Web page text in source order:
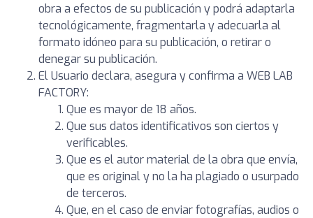
obra a efectos de su publicación y podrá adaptarla
tecnológicamente, fragmentarla y adecuarla al
formato idóneo para su publicación, o retirar o
denegar su publicación.
El Usuario declara, asegura y confirma a WEB LAB
FACTORY:
Que es mayor de 18 años.
Que sus datos identificativos son ciertos y
verificables.
Que es el autor material de la obra que envía,
que es original y no la ha plagiado o usurpado
de terceros.
Que, en el caso de enviar fotografías, audios o